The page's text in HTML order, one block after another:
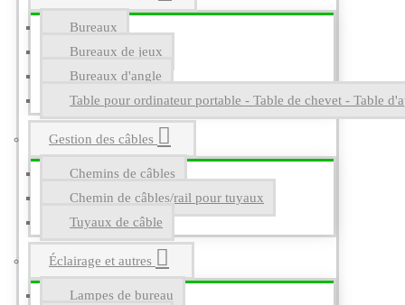
Bureaux
Bureaux de jeux
Bureaux d'angle
Table pour ordinateur portable - Table de chevet - Table
Gestion des câbles
Chemins de câbles
Chemin de câbles/rail pour tuyaux
Tuyaux de câble
Éclairage et autres
Lampes de bureau